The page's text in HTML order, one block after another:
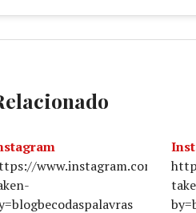
www.instagram.com/p/